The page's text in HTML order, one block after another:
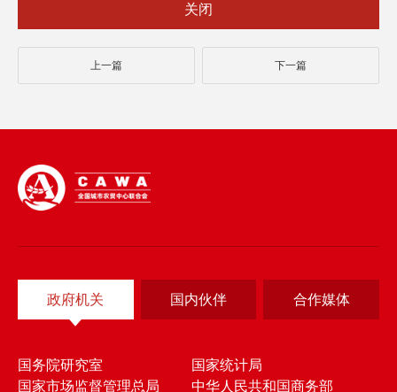
关闭
上一篇 下一篇
政府机关 国内伙伴 合作媒体
国务院研究室
国家统计局
国家市场监督管理总局
中华人民共和国商务部